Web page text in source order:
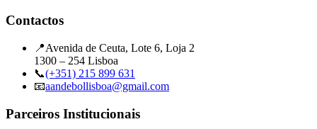
Contactos
📍Avenida de Ceuta, Lote 6, Loja 2
1300 – 254 Lisboa
📞(+351) 215 899 631
📧aandebollisboa@gmail.com
Parceiros Institucionais